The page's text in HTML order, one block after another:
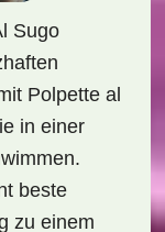
Sugo
Polpette al
in einer
beste
zu einem